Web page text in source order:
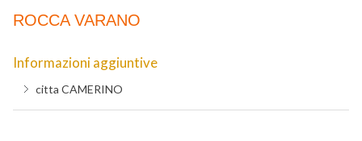
ROCCA VARANO
Informazioni aggiuntive
citta CAMERINO